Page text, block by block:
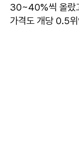
30~40%씩 올랐
가격도 개당 0.5